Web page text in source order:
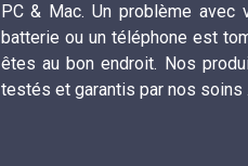
PC & Mac. Un problème avec
batterie ou un téléphone est
êtes au bon endroit. Nos
testés et garantis par nos soins .